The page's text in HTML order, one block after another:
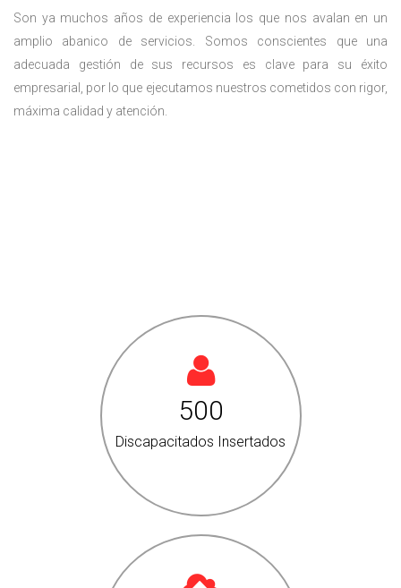
Son ya muchos años de experiencia los que nos avalan en un
amplio abanico de servicios. Somos conscientes que una
adecuada gestión de sus recursos es clave para su éxito
empresarial, por lo que ejecutamos nuestros cometidos con rigor,
máxima calidad y atención.
500
Discapacitados Insertados